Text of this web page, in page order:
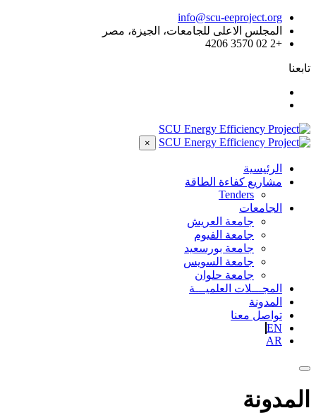
info@scu-eeproject.org
المجلس الاعلى للجامعات، الجيزة، مصر
+2 02 3570 4206
تابعنا
×
الرئيسية
مشاريع كفاءة الطاقة
Tenders
الجامعات
جامعة العريش
جامعة الفيوم
جامعة بورسعيد
جامعة السويس
جامعة حلوان
المجـــلات العلميـــة
المدونة
تواصل معنا
EN
AR
المدونة